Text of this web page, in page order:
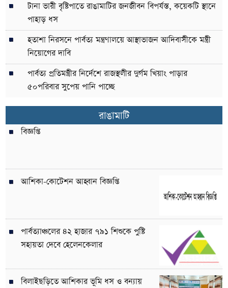
টানা ভারী বৃষ্টিপাতে রাঙামাটির জনজীবন বিপর্যস্ত, কয়েকটি স্থানে
পাহাড় ধস
হতাশা নিরসনে পার্বত্য মন্ত্রণালয়ে আস্থাভাজন আদিবাসীকে মন্ত্রী
নিয়োগের দাবি
পার্বত্য প্রতিমন্ত্রীর নির্দেশে রাজস্থলীর দুর্গম খিয়াং পাড়ার
৫০পরিবার সুপেয় পানি পাচ্ছে
রাঙামাটি
বিজ্ঞপ্তি
আশিকা-কোটেশন আহ্বান বিজ্ঞপ্তি
পার্বত্যাঞ্চলের ৪২ হাজার ৭৯১ শিশুকে পুষ্টি
সহায়তা দেবে হেলেনকেলার
বিলাইছড়িতে আশিকার ভূমি ধস ও বন্যায়